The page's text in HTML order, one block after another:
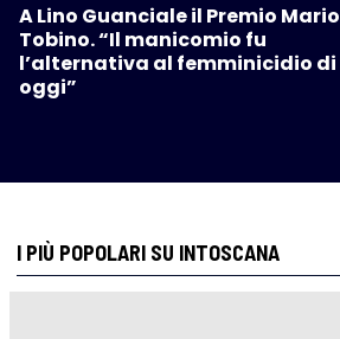
A Lino Guanciale il Premio Mario
Tobino. “Il manicomio fu
l’alternativa al femminicidio di
oggi”
I PIÙ POPOLARI SU INTOSCANA